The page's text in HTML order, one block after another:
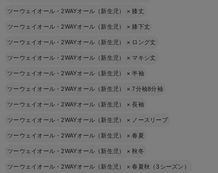
ツーウェイオール・2WAYオール（新生児） × 膝丈
ツーウェイオール・2WAYオール（新生児） × 膝下丈
ツーウェイオール・2WAYオール（新生児） × ロング丈
ツーウェイオール・2WAYオール（新生児） × マキシ丈
ツーウェイオール・2WAYオール（新生児） ×半袖
ツーウェイオール・2WAYオール（新生児） ×7分袖8分袖
ツーウェイオール・2WAYオール（新生児） ×長袖
ツーウェイオール・2WAYオール（新生児） × ノースリーブ
ツーウェイオール・2WAYオール（新生児） ×春夏
ツーウェイオール・2WAYオール（新生児） ×秋冬
ツーウェイオール・2WAYオール（新生児） ×春夏秋（3シーズン）